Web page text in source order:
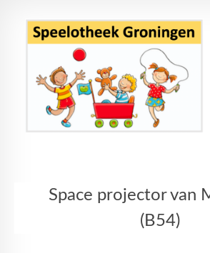
Speelgoed
Space projector van
(B54)